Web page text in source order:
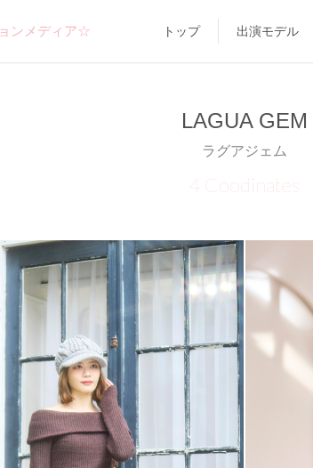
ンメディア☆ トップ 出演モデル
LAGUA GEM
ラグアジェム
4 Coodinates